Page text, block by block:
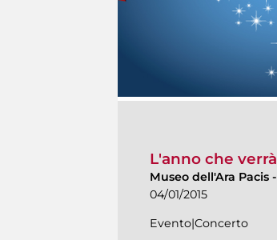
L'anno che verrà
Museo dell'Ara Pacis -
04/01/2015
Evento|Concerto